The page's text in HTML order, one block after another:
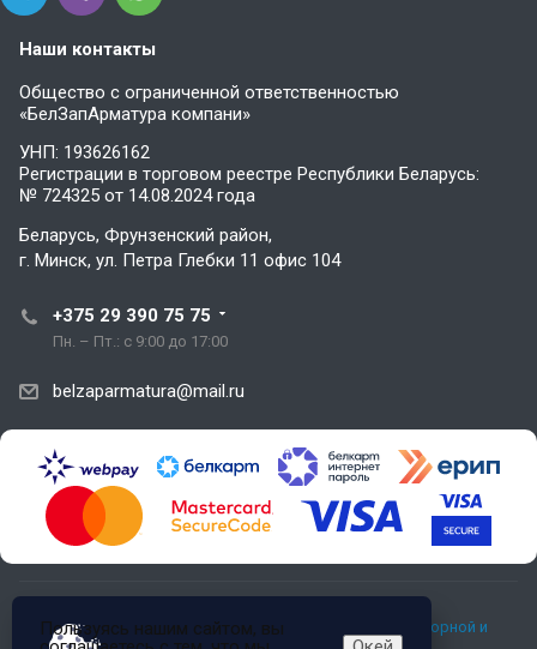
Наши контакты
Общество с ограниченной ответственностью
«БелЗапАрматура компани»
УНП: 193626162
Регистрации в торговом реестре Республики Беларусь:
№ 724325 от 14.08.2024 года
Беларусь, Фрунзенский район,
г. Минск, ул. Петра Глебки 11 офис 104
+375 29 390 75 75
Пн. – Пт.: с 9:00 до 17:00
belzaparmatura@mail.ru
© 2026 ООО «БелЗапАрматура компани» — продажа запорной и
Пользуясь нашим сайтом, вы